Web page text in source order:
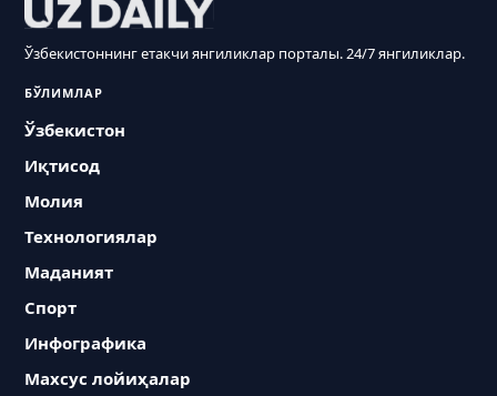
Ўзбекистоннинг етакчи янгиликлар порталы. 24/7 янгиликлар.
БЎЛИМЛАР
Ўзбекистон
Иқтисод
Молия
Технологиялар
Маданият
Спорт
Инфографика
Махсус лойиҳалар